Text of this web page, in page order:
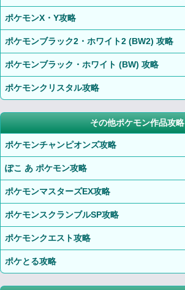
ポケモンX・Y攻略
ポケモンブラック2・ホワイト2 (BW2) 攻略
ポケモンブラック・ホワイト (BW) 攻略
ポケモンクリスタル攻略
その他ポケモン作品攻略
ポケモンチャンピオンズ攻略
ぽこ あ ポケモン攻略
ポケモンマスターズEX攻略
ポケモンスクランブルSP攻略
ポケモンクエスト攻略
ポケとる攻略